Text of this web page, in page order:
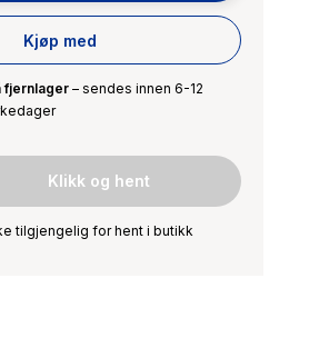
Kjøp med
fjernlager– sendes innen 6-12
Klikk og hent
tilgjengelig for hent i butikk